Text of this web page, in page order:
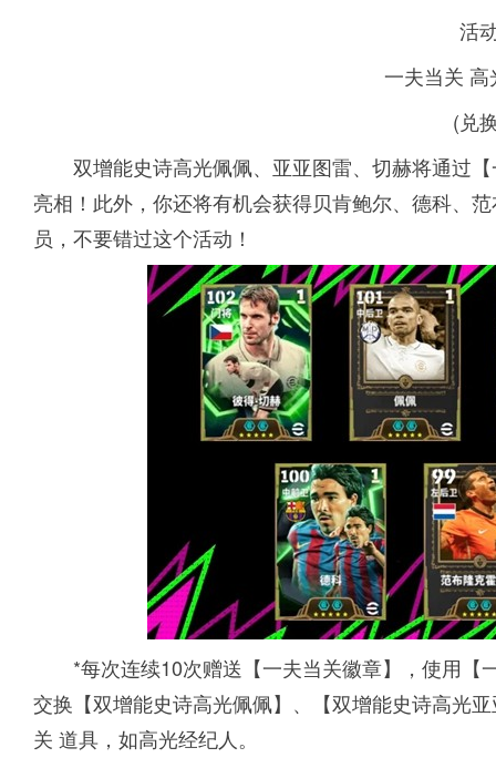
活
一夫当关
(兑
双增能史诗高光佩佩、亚亚图雷、切赫将通过
亮相！此外，你还将有机会获得贝肯鲍尔、德科、
员，不要错过这个活动！
*每次连续10次赠送【一夫当关徽章】，使用
交换【双增能史诗高光佩佩】、【双增能史诗高光
关 道具，如高光经纪人。